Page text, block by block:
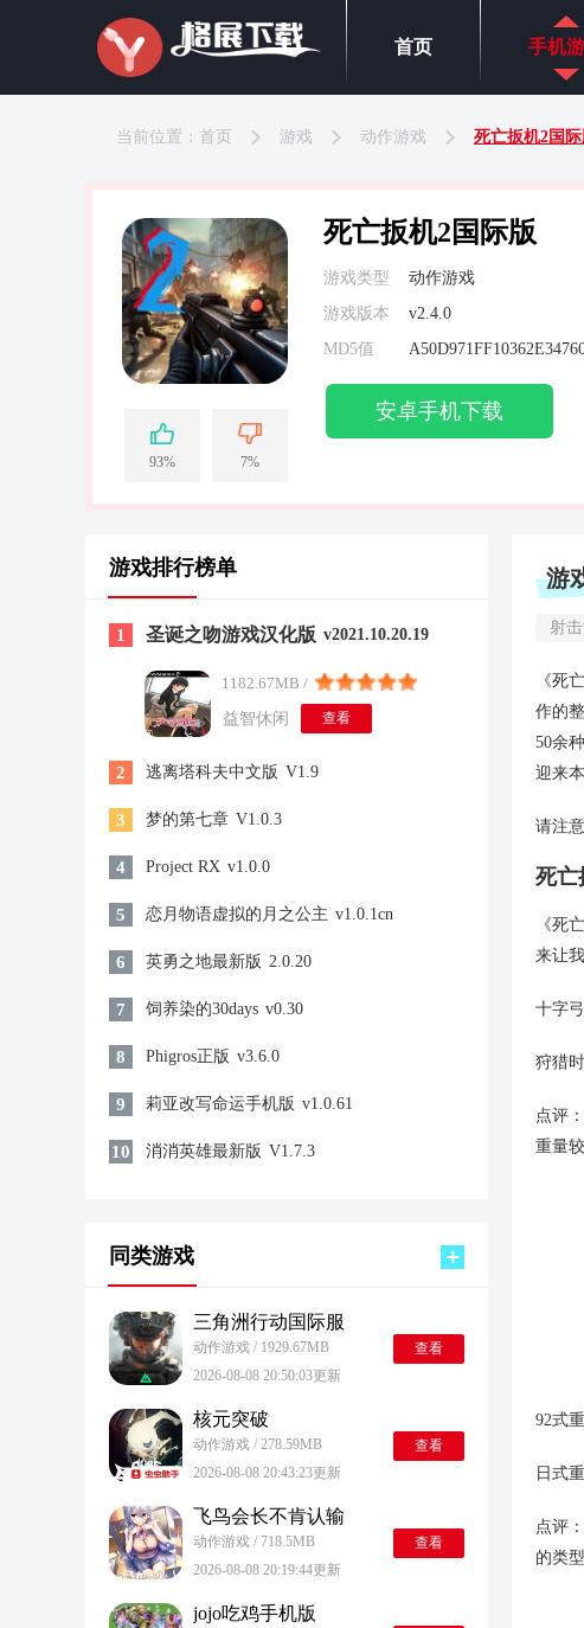
首页 手机
当前位置： 首页 游戏 动作游戏 死亡扳机2国际
93% 7%
死亡扳机2国际版
游戏类型 动作游戏
游戏版本
v2.4.0
MD5值
安卓手机下载
游戏排行榜单
1 圣诞之吻游戏汉化版 v2021.10.20.19
1182.67MB /
益智休闲
查看
2 逃离塔科夫中文版 V1.9
3 梦的第七章 V1.0.3
4 Project RX v1.0.0
5 恋月物语虚拟的月之公主 v1.0.1cn
6 英勇之地最新版 2.0.20
7 饲养染的30days v0.30
8 Phigros正版 v3.6.0
9 莉亚改写命运手机版 v1.0.61
10 消消英雄最新版 V1.7.3
同类游戏
三角洲行动国际服
动作游戏 / 1929.67MB
2026-08-08 20:50:03更新
查看
核元突破
动作游戏 / 278.59MB
2026-08-08 20:43:23更新
查看
飞鸟会长不肯认输
动作游戏 / 718.5MB
2026-08-08 20:19:44更新
查看
jojo吃鸡手机版
游
射
《死
作的
50余
迎来
请注
死亡
《死
来让
十字弓
狩猎
点评
重量
92式
日式
点评
的类型